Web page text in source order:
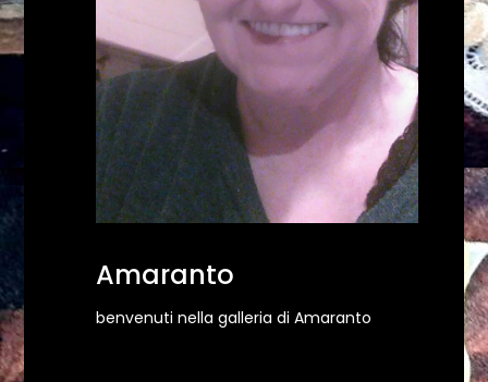
Amaranto
benvenuti nella galleria di Amaranto